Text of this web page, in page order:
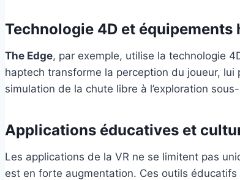
Technologie 4D et équipements
The Edge, par exemple, utilise la technologie
haptech transforme la perception du joueur,
simulation de la chute libre à l’exploration
Applications éducatives et
Les applications de la VR ne se limitent pas
est en forte augmentation. Ces outils